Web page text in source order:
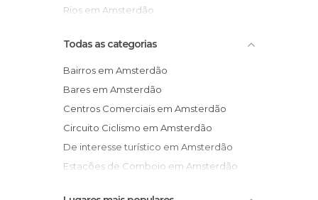
Rios em Amsterdão
Todas as categorias
Bairros em Amsterdão
Bares em Amsterdão
Centros Comerciais em Amsterdão
Circuito Ciclismo em Amsterdão
De interesse turístico em Amsterdão
Estações de Comboio em Amsterdão